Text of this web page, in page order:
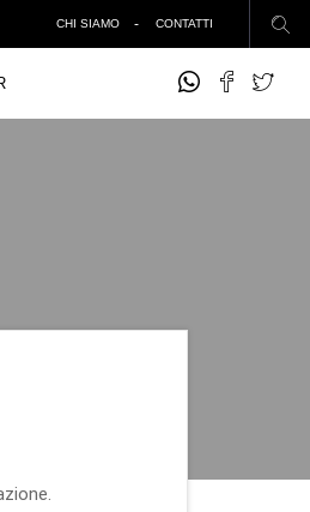
CHI SIAMO CONTATTI